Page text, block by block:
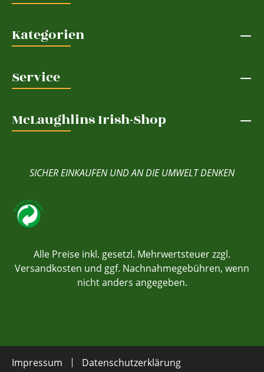
Kategorien
Service
McLaughlins Irish-Shop
SICHER EINKAUFEN UND AN DIE UMWELT DENKEN
Alle Preise inkl. gesetzl. Mehrwertsteuer zzgl.
Versandkosten und ggf. Nachnahmegebühren, wenn
nicht anders angegeben.
Impressum
Datenschutzerklärung